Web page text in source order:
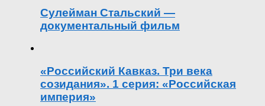
Сулейман Стальский —
документальный фильм
«Российский Кавказ. Три века
созидания». 1 серия: «Российская
империя»